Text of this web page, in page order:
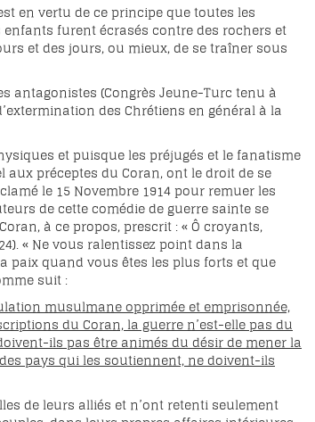
en vertu de ce principe que toutes les
furent écrasés contre des rochers et
et des jours, ou mieux, de se traîner sous
antagonistes (Congrès Jeune-Turc tenu à
des Chrétiens en général à la
et puisque les préjugés et le fanatisme
préceptes du Coran, ont le droit de se
le 15 Novembre 1914 pour remuer les
de cette comédie de guerre sainte se
à ce propos, prescrit : « Ô croyants,
« Ne vous ralentissez point dans la
paix quand vous êtes les plus forts et que
suit :
musulmane opprimée et emprisonnée,
du Coran, la guerre n’est-elle pas du
ils pas être animés du désir de mener la
pays qui les soutiennent, ne doivent-ils
de leurs alliés et n’ont retenti seulement